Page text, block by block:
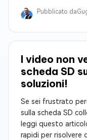
Pubblicato da
I video non
scheda SD
soluzioni!
Se sei frustrato
sulla scheda SD
leggi questo
rapidi per risolvere